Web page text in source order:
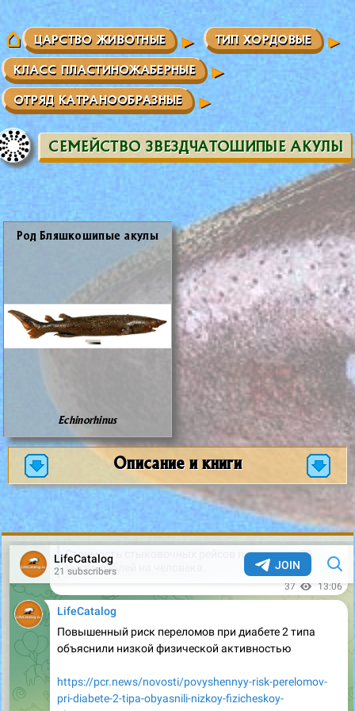
ЦАРСТВО ЖИВОТНЫЕ ТИП ХОРДОВЫЕ
КЛАСС ПЛАСТИНОЖАБЕРНЫЕ
ОТРЯД КАТРАНООБРАЗНЫЕ
СЕМЕЙСТВО ЗВЕЗДЧАТОШИПЫЕ АКУЛЫ
Род Бляш­ко­ши­пые аку­лы
Echinorhinus
Описание и книги